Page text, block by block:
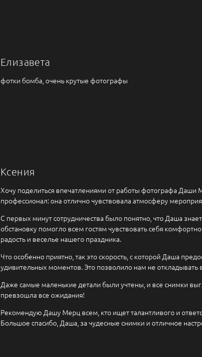
Елизавета
фотки бомба, очень крутые фотографы
Ксения
Хочу поделиться впечатлениями от работы фотографа
профессионал: она отлично чувствовала атмосферу
С первых минут сотрудничества было понятно, что Даша
обстановку помогло всем гостям чувствовать себя
радость и веселье нашего праздника.
Что особенно приятно, так это скорость, с которой Даша
удивительных моментов. Это позволило нам не
Даже самые маленькие детали были учтены, и все снимки
превзошла все ожидания!
Рекомендую Дашу Мерц всем, кто ищет талантливого и
Большое спасибо, Даша, за чудесные снимки и отличное